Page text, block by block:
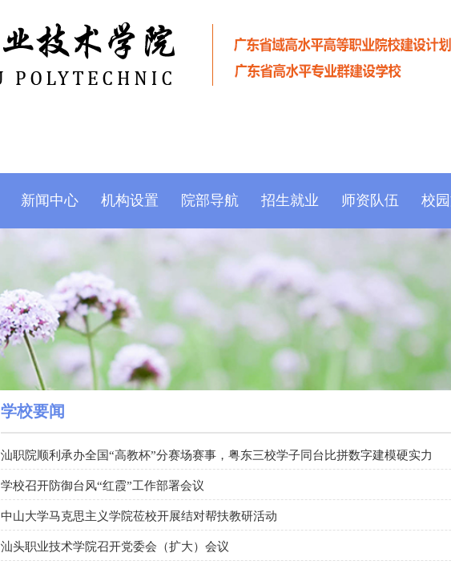
新闻中心 机构设置 院部导航 招生就业 师资队伍 校
学校要闻
汕职院顺利承办全国“高教杯”分赛场赛事，粤东三校学子同台比拼数字建模硬实力
学校召开防御台风“红霞”工作部署会议
中山大学马克思主义学院莅校开展结对帮扶教研活动
汕头职业技术学院召开党委会（扩大）会议